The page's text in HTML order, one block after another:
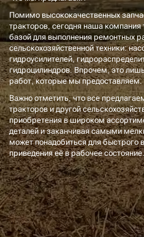
Помимо высококачественных
тракторов, сегодня наша компания
базой для выполнения ремонтных
сельскохозяйственной техники:
гидроусилителей,
гидроцилиндров. Впрочем, это
работ, которые мы предоставляем.
Важно отметить, что все
тракторов и другой
приобретения в широком
деталей и заканчивая самыми
может понадобиться для быстрого
приведения её в рабочее состояние.